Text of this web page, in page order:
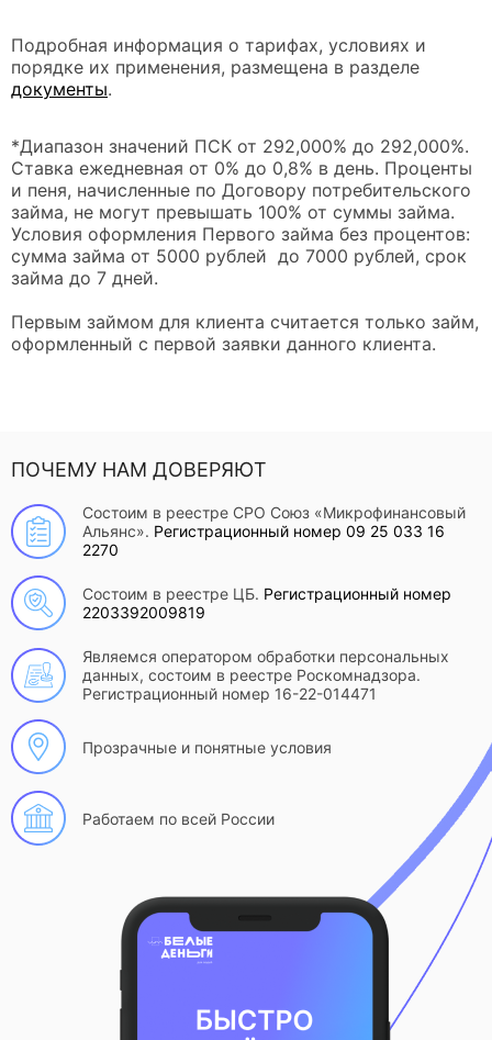
Подробная информация о тарифах, условиях и
порядке их применения, размещена в разделе
документы.
*Диапазон значений ПСК от 292,000% до 292,000%.
Ставка ежедневная от 0% до 0,8% в день. Проценты
и пеня, начисленные по Договору потребительского
займа, не могут превышать 100% от суммы займа.
Условия оформления Первого займа без процентов:
сумма займа от 5000 рублей до 7000 рублей, срок
займа до 7 дней.
Первым займом для клиента считается только займ,
оформленный с первой заявки данного клиента.
ПОЧЕМУ НАМ ДОВЕРЯЮТ
Состоим в реестре СРО Союз «Микрофинансовый
Альянс». Регистрационный номер 09 25 033 16
2270
Состоим в реестре ЦБ. Регистрационный номер
2203392009819
Являемся оператором обработки персональных
данных, состоим в реестре Роскомнадзора.
Регистрационный номер 16-22-014471
Прозрачные и понятные условия
Работаем по всей России